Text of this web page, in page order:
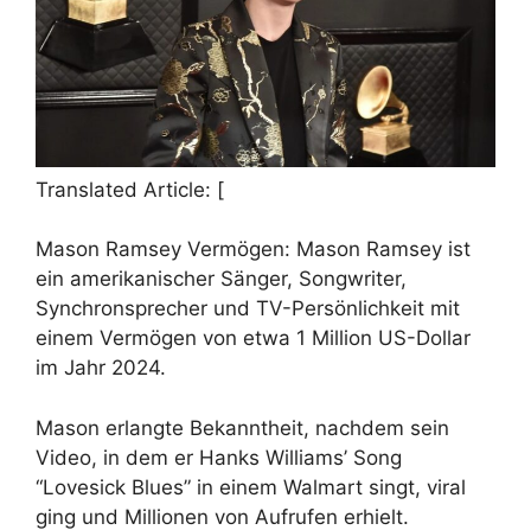
Translated Article: [
Mason Ramsey Vermögen: Mason Ramsey ist
ein amerikanischer Sänger, Songwriter,
Synchronsprecher und TV-Persönlichkeit mit
einem Vermögen von etwa 1 Million US-Dollar
im Jahr 2024.
Mason erlangte Bekanntheit, nachdem sein
Video, in dem er Hanks Williams’ Song
“Lovesick Blues” in einem Walmart singt, viral
ging und Millionen von Aufrufen erhielt.